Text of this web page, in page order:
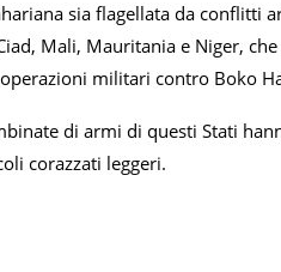
sia flagellata da
Mali, Mauritania e Niger,
militari contro Boko
di armi di questi Stati
corazzati leggeri.